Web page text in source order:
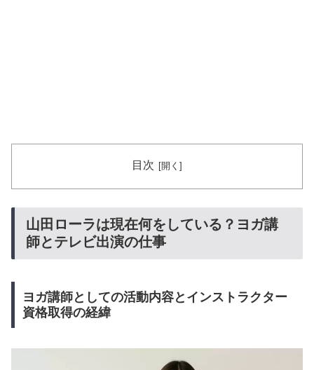
目次
山田ローラは現在何をしている？ヨガ講
師とテレビ出演の仕事
ヨガ講師としての活動内容とインストラクター
資格取得の経緯